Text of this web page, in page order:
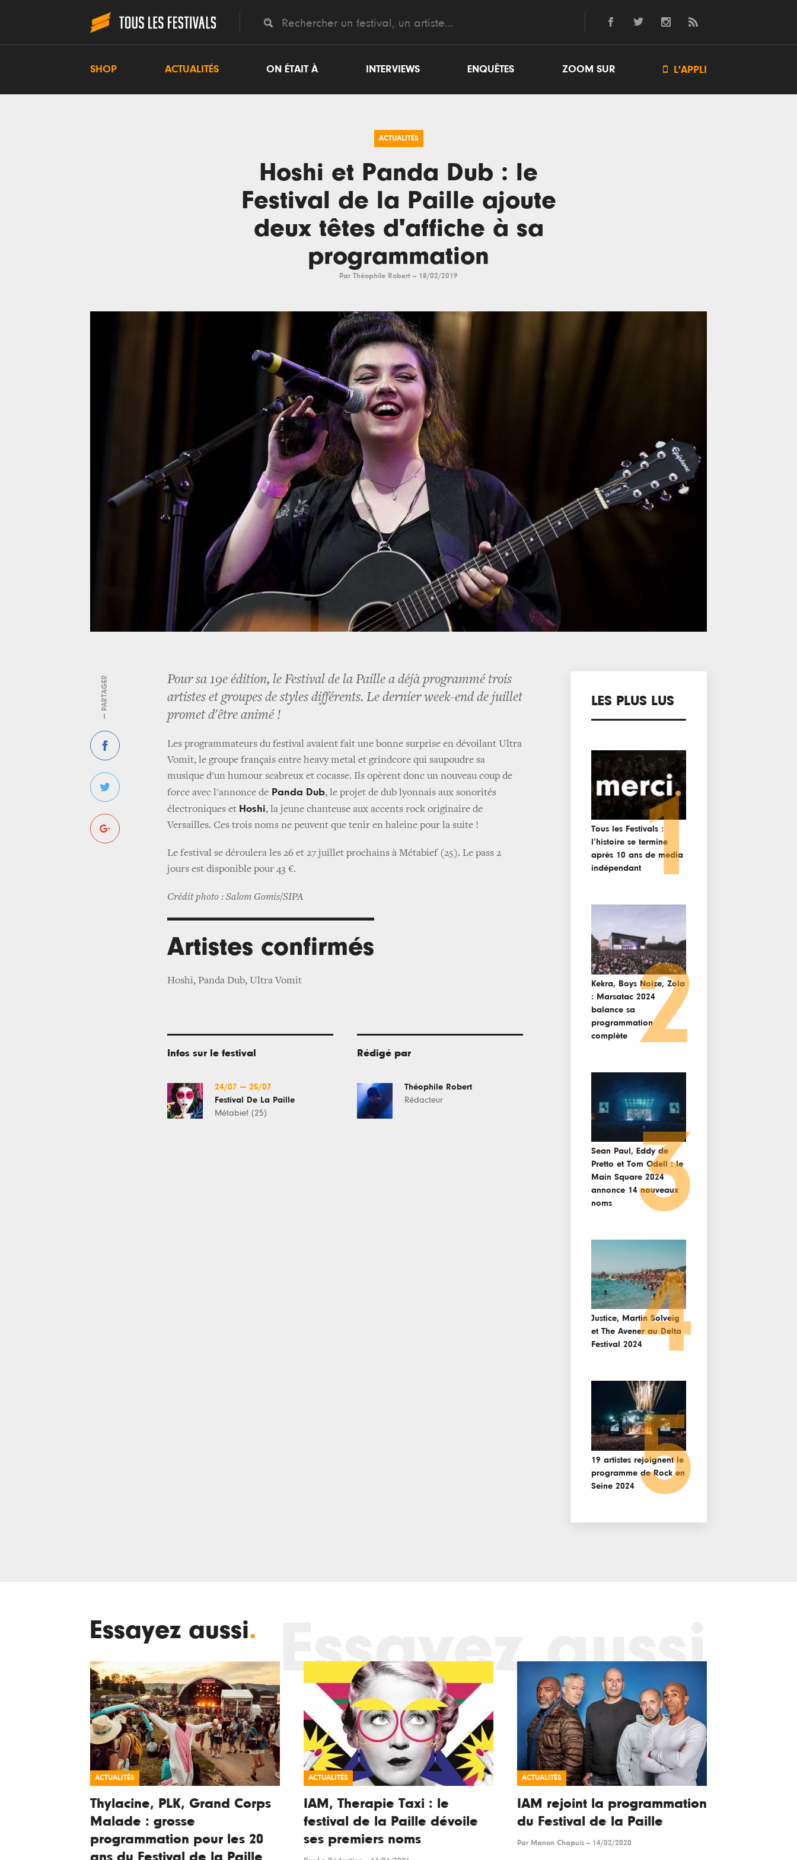
SHOP ACTUALITÉS ON ÉTAIT À INTERVIEWS ENQUÊTES ZOOM SUR  L'APPLI
ACTUALITÉS
Hoshi et Panda Dub : le
Festival de la Paille ajoute
deux têtes d'affiche à sa
programmation
Par Théophile Robert -- 18/02/2019
— PARTAGER
Pour sa 19e édition, le Festival de la Paille a déjà programmé trois
artistes et groupes de styles différents. Le dernier week-end de juillet
promet d'être animé !
Les programmateurs du festival avaient fait une bonne surprise en dévoilant Ultra
Vomit, le groupe français entre heavy metal et grindcore qui saupoudre sa
musique d'un humour scabreux et cocasse. Ils opèrent donc un nouveau coup de
force avec l'annonce de Panda Dub, le projet de dub lyonnais aux sonorités
électroniques et Hoshi, la jeune chanteuse aux accents rock originaire de
Versailles. Ces trois noms ne peuvent que tenir en haleine pour la suite !
Le festival se déroulera les 26 et 27 juillet prochains à Métabief (25). Le pass 2
jours est disponible pour 43 €.
Crédit photo : Salom Gomis/SIPA
Artistes confirmés
Hoshi, Panda Dub, Ultra Vomit
Infos sur le festival
24/07 — 25/07
Festival De La Paille
Métabief (25)
Rédigé par
Théophile Robert
Rédacteur
LES PLUS LUS
Tous les Festivals :
l’histoire se termine
après 10 ans de media
indépendant1
Kekra, Boys Noize, Zola
: Marsatac 2024
balance sa
programmation
complète
2
Sean Paul, Eddy de
Pretto et Tom Odell : le
Main Square 2024
annonce 14 nouveaux
noms
3
Justice, Martin Solveig
et The Avener au Delta
Festival 20244
19 artistes rejoignent le
programme de Rock en
Seine 2024 5
Essayez aussi. Essayez aussi
ACTUALITÉS
Thylacine, PLK, Grand Corps
Malade : grosse
programmation pour les 20
ans du Festival de la Paille
ACTUALITÉS
IAM, Therapie Taxi : le
festival de la Paille dévoile
ses premiers noms
ACTUALITÉS
IAM rejoint la programmation
du Festival de la Paille
Par Manon Chapuis -- 14/02/2020